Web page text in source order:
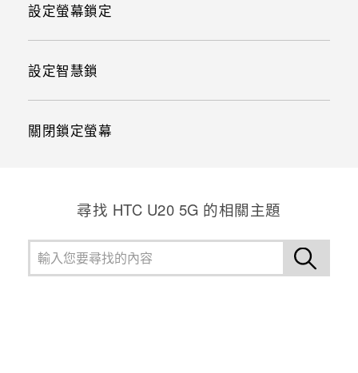
設定螢幕鎖定
設定智慧鎖
關閉鎖定螢幕
尋找 ‎HTC U20 5G 的相關主題